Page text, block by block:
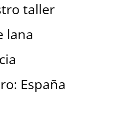
taller
lana
España